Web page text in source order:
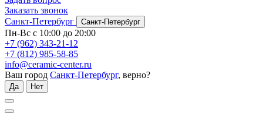
Заказать звонок
Санкт-Петербург
Санкт-Петербург
Пн-Вс с 10:00 до 20:00
+7 (962) 343-21-12
+7 (812) 985-58-85
info@ceramic-center.ru
Ваш город Санкт-Петербург, верно?
Да Нет